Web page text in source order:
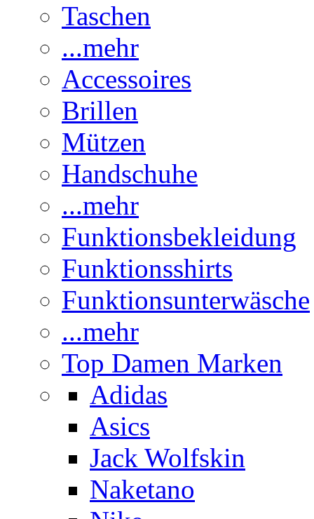
Taschen
...mehr
Accessoires
Brillen
Mützen
Handschuhe
...mehr
Funktionsbekleidung
Funktionsshirts
Funktionsunterwäsche
...mehr
Top Damen Marken
Adidas
Asics
Jack Wolfskin
Naketano